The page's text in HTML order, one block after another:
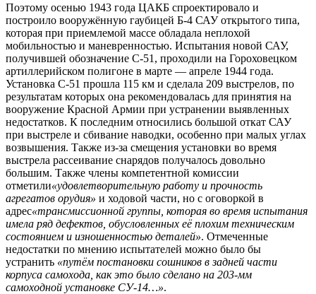
Поэтому осенью 1943 года ЦАКБ спроектировало и
построило вооружённую гаубицей Б-4 САУ открытого типа,
которая при приемлемой массе обладала неплохой
мобильностью и маневренностью. Испытания новой САУ,
получившей обозначение С-51, проходили на Гороховецком
артиллерийском полигоне в марте — апреле 1944 года.
Установка С-51 прошла 115 км и сделала 209 выстрелов, по
результатам которых она рекомендовалась для принятия на
вооружение Красной Армии при устранении выявленных
недостатков. К последним относились большой откат САУ
при выстреле и сбивание наводки, особенно при малых углах
возвышения. Также из-за смещения установки во время
выстрела рассеивание снарядов получалось довольно
большим. Также члены компетентной комиссии
отметили«удовлетворительную работу и прочность
агрегатов орудия» и ходовой части, но с оговоркой в
адрес«трансмиссионной группы, которая во время испытания
имела ряд дефектов, обусловленных её плохим техническим
состоянием и изношенностью деталей». Отмеченные
недостатки по мнению испытателей можно было бы
устранить «путём постановки сошников в задней части
корпуса самохода, как это было сделано на 203-мм
самоходной установке СУ-14…».